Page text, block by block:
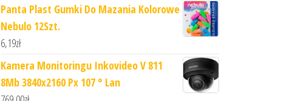
Panta Plast Gumki Do Mazania Kolorowe
Nebulo 12Szt.
6,19zł
Kamera Monitoringu Inkovideo V 811
8Mb 3840x2160 Px 107 ° Lan